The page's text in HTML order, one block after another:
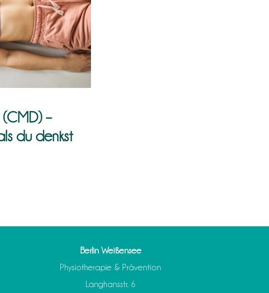
denkst
–
du denkst
Berlin Weißensee
Physiotherapie & Prävention
Langhansstr. 6